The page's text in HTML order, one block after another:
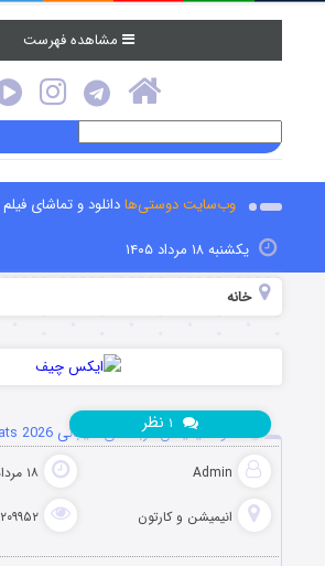
مشاهده فهرست
وب‌سایت دوستی‌هادانلود و تماشای فیلم
یکشنبه ۱۸ مرداد ۱۴۰۵
خانه
دانلود انیمیشن گربه های خیابانی Alley Cats 2026
Admin ۱۸ مرداد ۱۴۰۵
انیمیشن و کارتون ۲۰۹۹۵۲ بازدید
نظر